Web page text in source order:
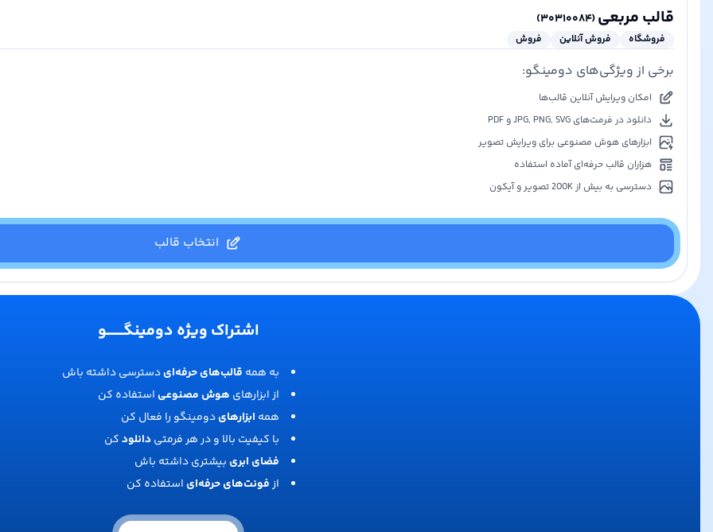
قالب مربعی(۳۰۳۱۰۰۸۴)
فروشگاه فروش آنلاین فروش
برخی از ویژگی‌های دومینگو:
امکان ویرایش آنلاین قالب‌ها
دانلود در فرمت‌های JPG, PNG, SVG و PDF
ابزارهای هوش مصنوعی برای ویرایش تصویر
هزاران قالب حرفه‌ای آماده استفاده
دسترسی به بیش از 200K تصویر و آیکون
انتخاب قالب
اشتراک ویژه دومینگـــــــو
به همه قالب‌های حرفه‌ایدسترسی داشته باش
از ابزارهای هوش مصنوعی استفاده کن
همه ابزارهایدومینگو را فعال کن
با کیفیت بالا و در هر فرمتی دانلودکن
فضای ابری بیشتری داشته باش
ازفونت‌های حرفه‌ای استفاده کن